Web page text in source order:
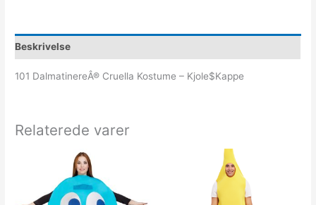
Beskrivelse
101 DalmatinereÂ® Cruella Kostume – Kjole$Kappe
Relaterede varer